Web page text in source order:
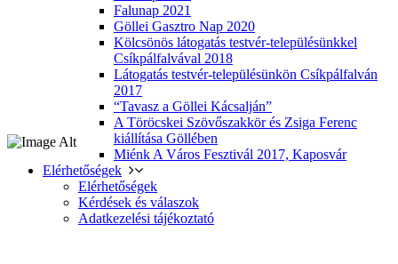
Falunap 2021
Göllei Gasztro Nap 2020
Kölcsönös látogatás testvér-településünkkel
Csíkpálfalvával 2018
Látogatás testvér-településünkön Csíkpálfalván
2017
“Tavasz a Göllei Kácsalján”
A Töröcskei Szövőszakkör és Zsiga Ferenc
kiállítása Göllében
Miénk A Város Fesztivál 2017, Kaposvár
Elérhetőségek
Elérhetőségek
Kérdések és válaszok
Adatkezelési tájékoztató